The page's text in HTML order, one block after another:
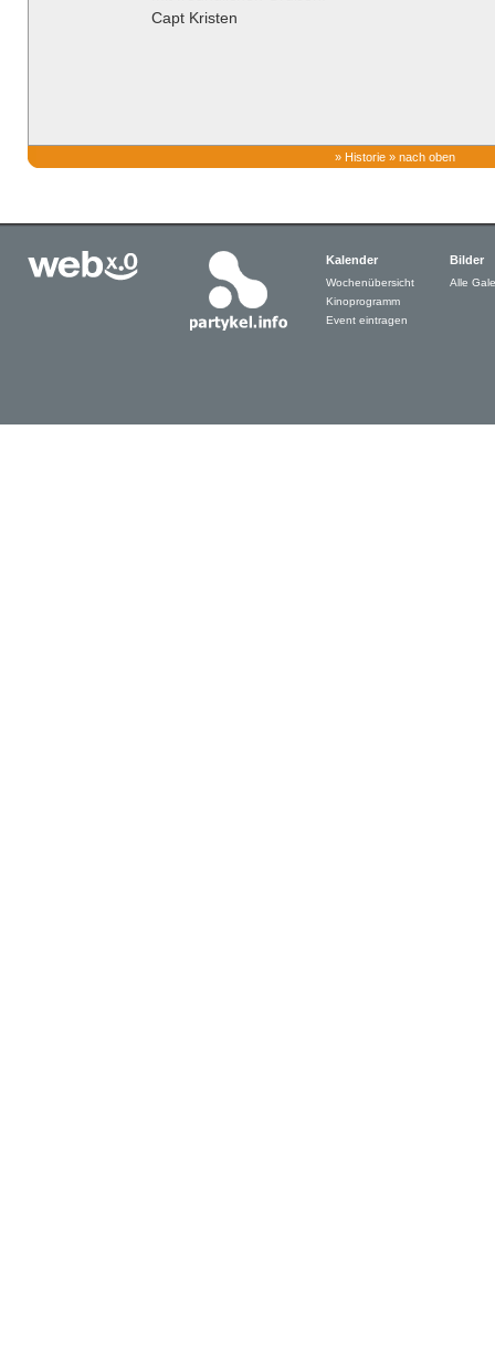
Capt Kristen
» Historie » nach oben
Kalender
Wochenübersicht
Kinoprogramm
Event eintragen
Bilder
Alle